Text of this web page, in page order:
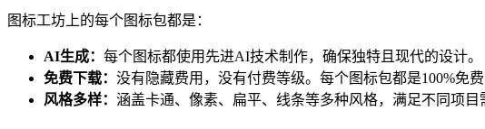
图标工坊上的每个图标包都是：
AI生成： 每个图标都使用先进AI技术制作，确保独特且现代的设计。
免费下载： 没有隐藏费用，没有付费等级。每个图标包都是100%免费
风格多样： 涵盖卡通、像素、扁平、线条等多种风格，满足不同项目